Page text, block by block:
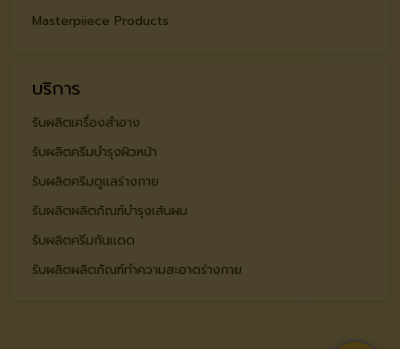
Masterpiiece Products
บริการ
รับผลิตเครื่องสำอาง
รับผลิตครีมบำรุงผิวหน้า
รับผลิตครีมดูแลร่างกาย
รับผลิตผลิตภัณฑ์บำรุงเส้นผม
รับผลิตครีมกันแดด
รับผลิตผลิตภัณฑ์ทำความสะอาดร่างกาย